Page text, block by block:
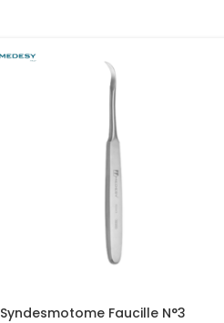
Syndesmotome Faucille N°3